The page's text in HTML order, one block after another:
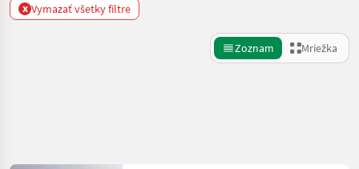
x Vymazať všetky filtre
Zoznam Mriežka